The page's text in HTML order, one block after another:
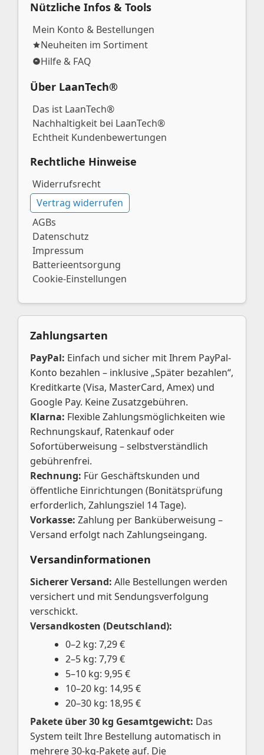
Nützliche Infos & Tools
Mein Konto & Bestellungen
Neuheiten im Sortiment
Hilfe & FAQ
Über LaanTech®
Das ist LaanTech®
Nachhaltigkeit bei LaanTech®
Echtheit Kundenbewertungen
Rechtliche Hinweise
Widerrufsrecht
Vertrag widerrufen
AGBs
Datenschutz
Impressum
Batterieentsorgung
Cookie-Einstellungen
Zahlungsarten
PayPal: Einfach und sicher mit Ihrem PayPal-
Konto bezahlen – inklusive „Später bezahlen“,
Kreditkarte (Visa, MasterCard, Amex) und
Google Pay. Keine Zusatzgebühren.
Klarna: Flexible Zahlungsmöglichkeiten wie
Rechnungskauf, Ratenkauf oder
Sofortüberweisung – selbstverständlich
gebührenfrei.
Rechnung: Für Geschäftskunden und
öffentliche Einrichtungen (Bonitätsprüfung
erforderlich, Zahlungsziel 14 Tage).
Vorkasse: Zahlung per Banküberweisung –
Versand erfolgt nach Zahlungseingang.
Versandinformationen
Sicherer Versand: Alle Bestellungen werden
versichert und mit Sendungsverfolgung
verschickt.
Versandkosten (Deutschland):
0–2 kg: 7,29 €
2–5 kg: 7,79 €
5–10 kg: 9,95 €
10–20 kg: 14,95 €
20–30 kg: 18,95 €
Pakete über 30 kg Gesamtgewicht: Das
System teilt Ihre Bestellung automatisch in
mehrere 30-kg-Pakete auf. Die